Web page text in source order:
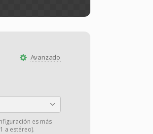
Avanzado
es más
a estéreo).